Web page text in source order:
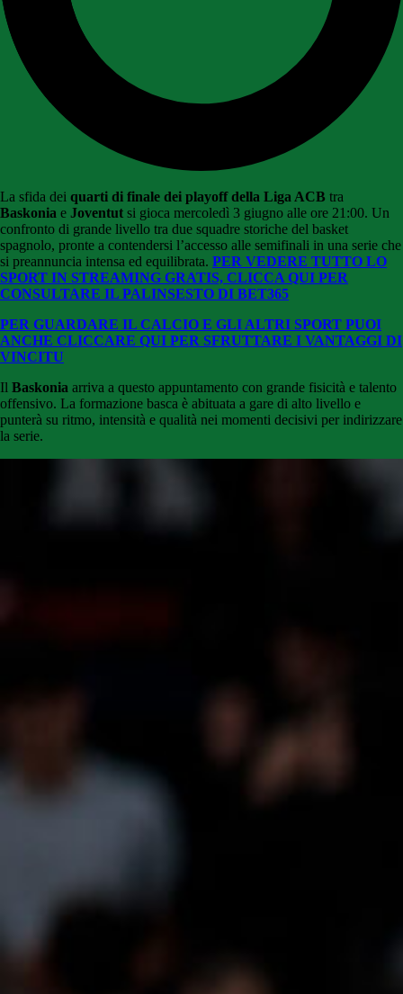
La sfida dei quarti di finale dei playoff della Liga ACB tra
Baskonia e Joventut si gioca mercoledì 3 giugno alle ore 21:00. Un
confronto di grande livello tra due squadre storiche del basket
spagnolo, pronte a contendersi l’accesso alle semifinali in una serie che
si preannuncia intensa ed equilibrata. PER VEDERE TUTTO LO
SPORT IN STREAMING GRATIS, CLICCA QUI PER
CONSULTARE IL PALINSESTO DI BET365
PER GUARDARE IL CALCIO E GLI ALTRI SPORT PUOI
ANCHE CLICCARE QUI PER SFRUTTARE I VANTAGGI DI
VINCITU
Il Baskonia arriva a questo appuntamento con grande fisicità e talento
offensivo. La formazione basca è abituata a gare di alto livello e
punterà su ritmo, intensità e qualità nei momenti decisivi per indirizzare
la serie.